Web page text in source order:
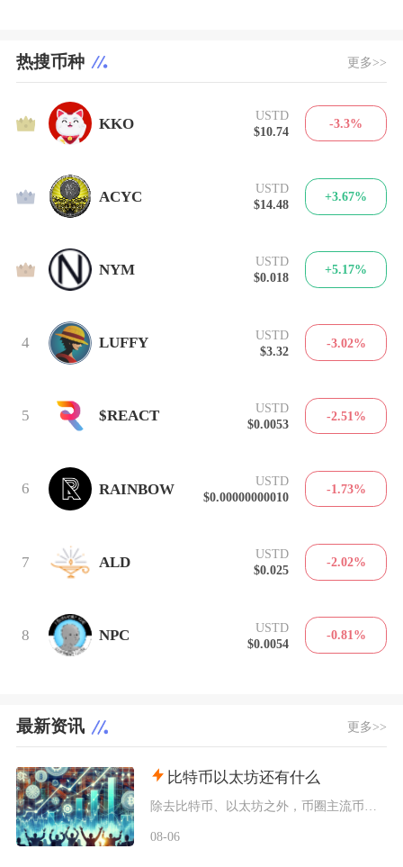
热搜币种 更多>>
1 KKO
USTD
$10.74
-3.3%
2 ACYC
USTD
$14.48
+3.67%
3 NYM
USTD
$0.018
+5.17%
4 LUFFY
USTD
$3.32
-3.02%
5 $REACT
USTD
$0.0053
-2.51%
6 RAINBOW
USTD
$0.00000000010
-1.73%
7 ALD
USTD
$0.025
-2.02%
8 NPC
USTD
$0.0054
-0.81%
最新资讯 更多>>
比特币以太坊还有什么
08-06